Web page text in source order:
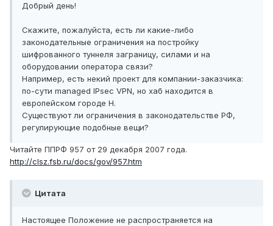
Добрый день!
Скажите, пожалуйста, есть ли какие-либо
законодательные ограничения на постройку
шифрованного туннеля заграницу, силами и на
оборудовании оператора связи?
Например, есть некий проект для компании-заказчика:
по-сути managed IPsec VPN, но хаб находится в
европейском городе Н.
Существуют ли ограничения в законодательстве РФ,
регулирующие подобные вещи?
Читайте ППРФ 957 от 29 декабря 2007 года.
http://clsz.fsb.ru/docs/gov/957.htm
Цитата
Настоящее Положение не распространяется на